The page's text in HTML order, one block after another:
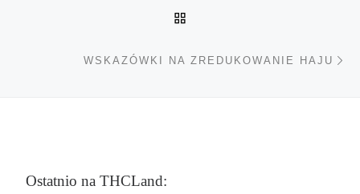
WSKAZÓWKI NA ZREDUKOWANIE HAJU
Ostatnio na THCLand: